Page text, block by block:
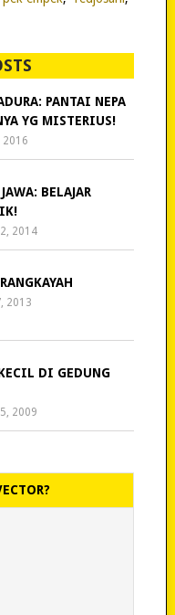
PANTAI NEPA
YG MISTERIUS!
2016
BELAJAR
2014
2013
DI GEDUNG
2009